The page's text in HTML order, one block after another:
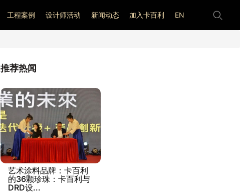
工程案例 设计师活动 新闻动态 加入卡百利 EN
推荐热闻
艺术涂料品牌：卡百利
的36颗珍珠：卡百利与
DRD设...